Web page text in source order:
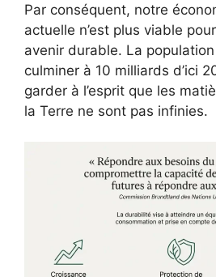
Par conséquent, notre
actuelle n’est plus viable
avenir durable. La
culminer à 10 milliards d’ici
garder à l’esprit que les
la Terre ne sont pas infinies.